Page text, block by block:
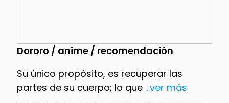
Dororo / anime / recomendación
Su único propósito, es recuperar las
partes de su cuerpo; lo que...ver más